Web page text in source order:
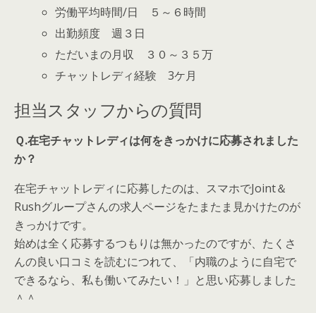
労働平均時間/日 ５～６時間
出勤頻度 週３日
ただいまの月収 ３０～３５万
チャットレディ経験 3ケ月
担当スタッフからの質問
Ｑ.在宅チャットレディは何をきっかけに応募されました
か？
在宅チャットレディに応募したのは、スマホでJoint＆
Rushグループさんの求人ページをたまたま見かけたのが
きっかけです。
始めは全く応募するつもりは無かったのですが、たくさ
んの良い口コミを読むにつれて、「内職のように自宅で
できるなら、私も働いてみたい！」と思い応募しました
＾＾